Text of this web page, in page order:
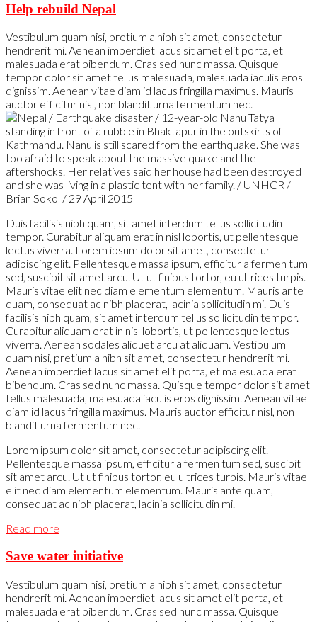
Help rebuild Nepal
Vestibulum quam nisi, pretium a nibh sit amet, consectetur
hendrerit mi. Aenean imperdiet lacus sit amet elit porta, et
malesuada erat bibendum. Cras sed nunc massa. Quisque
tempor dolor sit amet tellus malesuada, malesuada iaculis eros
dignissim. Aenean vitae diam id lacus fringilla maximus. Mauris
auctor efficitur nisl, non blandit urna fermentum nec.
Duis facilisis nibh quam, sit amet interdum tellus sollicitudin
tempor. Curabitur aliquam erat in nisl lobortis, ut pellentesque
lectus viverra. Lorem ipsum dolor sit amet, consectetur
adipiscing elit. Pellentesque massa ipsum, efficitur a fermen tum
sed, suscipit sit amet arcu. Ut ut finibus tortor, eu ultrices turpis.
Mauris vitae elit nec diam elementum elementum. Mauris ante
quam, consequat ac nibh placerat, lacinia sollicitudin mi. Duis
facilisis nibh quam, sit amet interdum tellus sollicitudin tempor.
Curabitur aliquam erat in nisl lobortis, ut pellentesque lectus
viverra. Aenean sodales aliquet arcu at aliquam. Vestibulum
quam nisi, pretium a nibh sit amet, consectetur hendrerit mi.
Aenean imperdiet lacus sit amet elit porta, et malesuada erat
bibendum. Cras sed nunc massa. Quisque tempor dolor sit amet
tellus malesuada, malesuada iaculis eros dignissim. Aenean vitae
diam id lacus fringilla maximus. Mauris auctor efficitur nisl, non
blandit urna fermentum nec.
Lorem ipsum dolor sit amet, consectetur adipiscing elit.
Pellentesque massa ipsum, efficitur a fermen tum sed, suscipit
sit amet arcu. Ut ut finibus tortor, eu ultrices turpis. Mauris vitae
elit nec diam elementum elementum. Mauris ante quam,
consequat ac nibh placerat, lacinia sollicitudin mi.
Read more
Save water initiative
Vestibulum quam nisi, pretium a nibh sit amet, consectetur
hendrerit mi. Aenean imperdiet lacus sit amet elit porta, et
malesuada erat bibendum. Cras sed nunc massa. Quisque